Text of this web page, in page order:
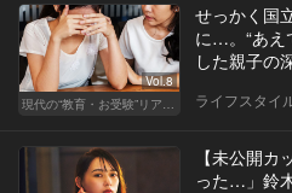
Vol.8
現代の“教育・お受験”リアルドキュメント
せっかく国
に…。“あえ
した親子の
ライフスタイ
【未公開
った…」鈴